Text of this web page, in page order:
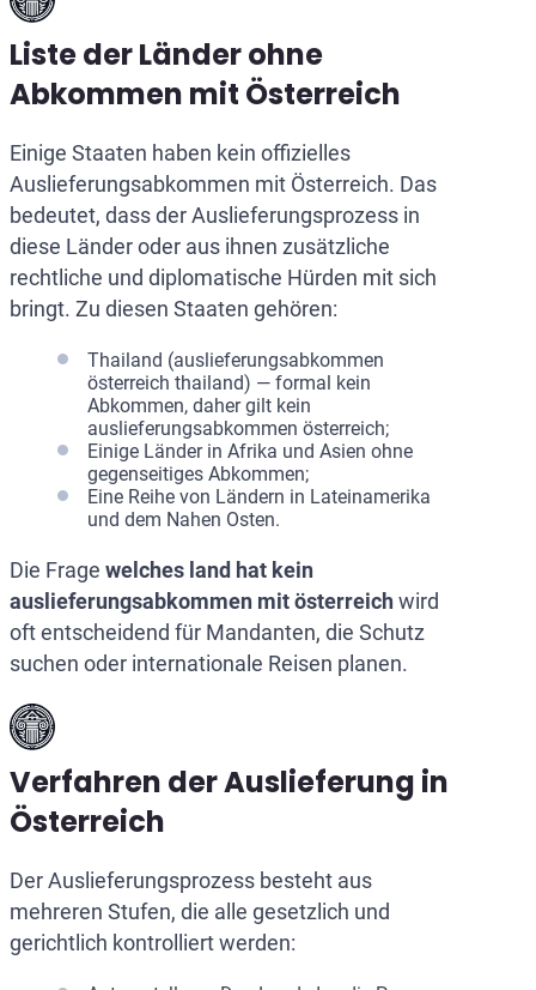
Liste der Länder ohne
Abkommen mit Österreich
Einige Staaten haben kein offizielles
Auslieferungsabkommen mit Österreich. Das
bedeutet, dass der Auslieferungsprozess in
diese Länder oder aus ihnen zusätzliche
rechtliche und diplomatische Hürden mit sich
bringt. Zu diesen Staaten gehören:
Thailand (auslieferungsabkommen
österreich thailand) — formal kein
Abkommen, daher gilt kein
auslieferungsabkommen österreich;
Einige Länder in Afrika und Asien ohne
gegenseitiges Abkommen;
Eine Reihe von Ländern in Lateinamerika
und dem Nahen Osten.
Die Frage welches land hat kein
auslieferungsabkommen mit österreichwird
oft entscheidend für Mandanten, die Schutz
suchen oder internationale Reisen planen.
Verfahren der Auslieferung in
Österreich
Der Auslieferungsprozess besteht aus
mehreren Stufen, die alle gesetzlich und
gerichtlich kontrolliert werden: